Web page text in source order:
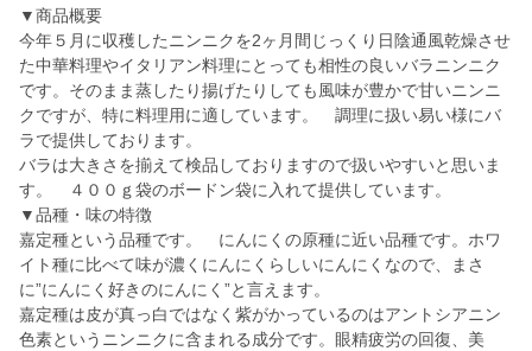
▼商品概要
今年５月に収穫したニンニクを2ヶ月間じっくり日陰通風乾燥させ
た中華料理やイタリアン料理にとっても相性の良いバラニンニク
です。そのまま蒸したり揚げたりしても風味が豊かで甘いニンニ
クですが、特に料理用に適しています。 調理に扱い易い様にバ
ラで提供しております。
バラは大きさを揃えて検品しておりますので扱いやすいと思いま
す。 ４００ｇ袋のボードン袋に入れて提供しています。
▼品種・味の特徴
嘉定種という品種です。 にんにくの原種に近い品種です。ホワ
イト種に比べて味が濃くにんにくらしいにんにくなので、まさ
に”にんにく好きのにんにく”と言えます。
嘉定種は皮が真っ白ではなく紫がかっているのはアントシアニン
色素というニンニクに含まれる成分です。眼精疲労の回復、美